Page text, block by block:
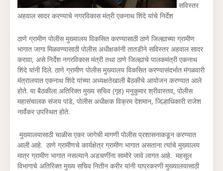
सविस्तर
अहवाल सादर करण्याचे नगरविकास मंत्री एकनाथ शिंदे यांचे निर्देश
ठाणे ग्रामीण पोलीस मुख्यालय विकसित करण्यासाठी ठाणे जिल्ह्याच्या ग्रामीण
भागात जागा मिळवण्यासाठी पोलीस अधीक्षकांनी तातडीने सविस्तर अहवाल सादर
करावा, असे निर्देश नगरविकास मंत्री तथा ठाणे जिल्ह्याचे पालकमंत्री एकनाथ
शिंदे यांनी दिले. ठाणे ग्रामीण पोलीस मुख्यालय विकसित करण्यासंदर्भात मंगळवारी
मंंत्रालयात एकनाथ शिंदे यांच्या अध्यक्षतेखाली बैठकीचे आयोजन करण्यात आले
होते. या बैठकीला अतिरिक्त मुख्य सचिव (गृह) मनुकुमार श्रीवास्तव, पोलीस
महासंचालक संजय पांडे, पोलीस अधीक्षक विक्रम देशमान, जिल्हाधिकारी राजेश
नार्वेकर उपस्थित होते.
मुख्यालयासाठी चाळीस एकर जागेची मागणी पोलीस प्रशासनाकडून करण्यात
आली आहे. ठाणे ग्रामीणचे कार्यक्षेत्र ग्रामीण भागात असताना त्यांचे मुख्यालय
मात्र ग्रामीण भागात नसल्याने अडचणींना सामोरे जावे लागत आहे. महसूल
विभागाचे अतिरिक्त मुख्य सचिव नितीन करीर यांनी याप्रकरणी मुख्यालयासाठी